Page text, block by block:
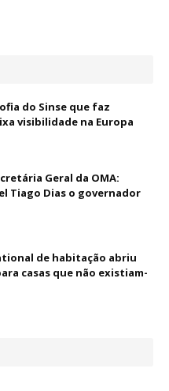
do Sinse que faz
visibilidade na Europa
Geral da OMA:
Tiago Dias o governador
de habitação abriu
casas que não existiam-